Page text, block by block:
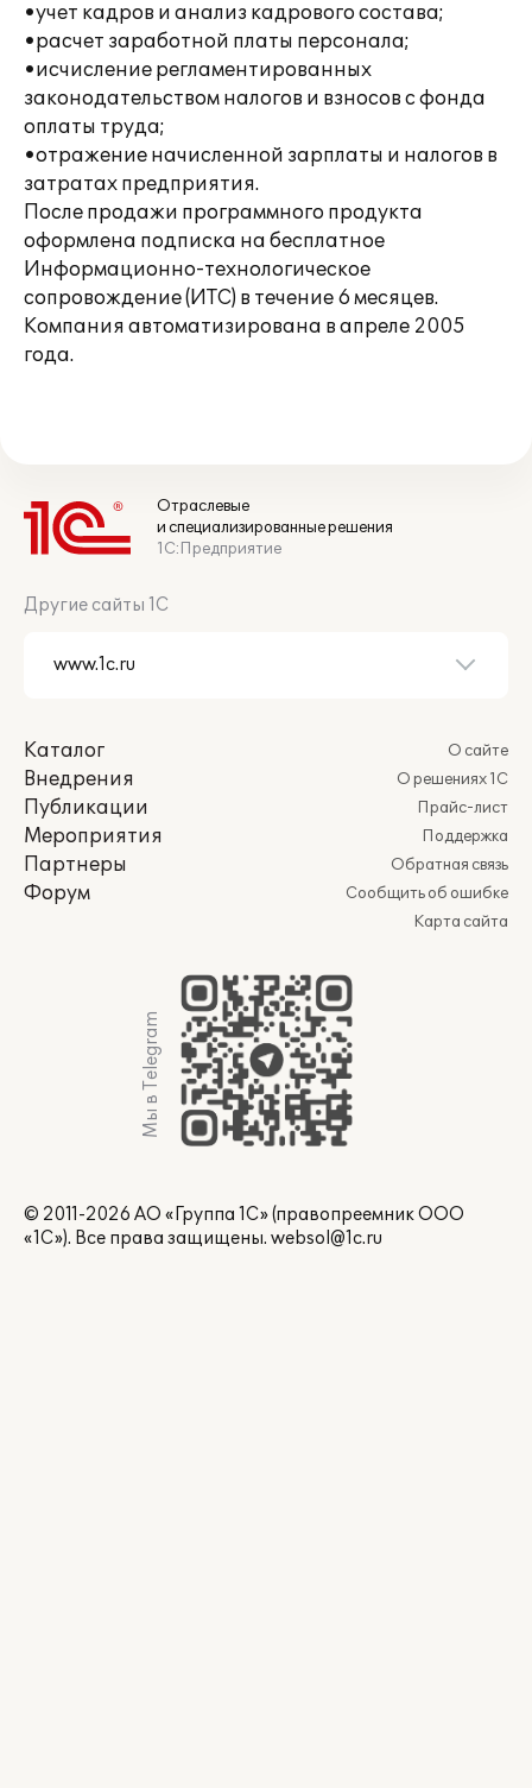
•учет кадров и анализ кадрового состава;
•расчет заработной платы персонала;
•исчисление регламентированных
законодательством налогов и взносов с фонда
оплаты труда;
•отражение начисленной зарплаты и налогов в
затратах предприятия.
После продажи программного продукта
оформлена подписка на бесплатное
Информационно-технологическое
сопровождение (ИТС) в течение 6 месяцев.
Компания автоматизирована в апреле 2005
года.
Отраслевые
и специализированные решения
1С:Предприятие
Другие сайты 1С
Каталог
Внедрения
Публикации
Мероприятия
Партнеры
Форум
О сайте
О решениях 1С
Прайс-лист
Поддержка
Обратная связь
Сообщить об ошибке
Карта сайта
Мы в Telegram
© 2011-2026 АО «Группа 1С» (правопреемник ООО
«1С»). Все права защищены. websol@1c.ru